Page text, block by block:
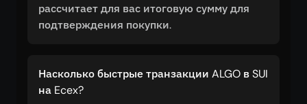
рассчитает для вас итоговую сумму для
подтверждения покупки.
Насколько быстрые транзакции ALGO в SUI
на Ecex?